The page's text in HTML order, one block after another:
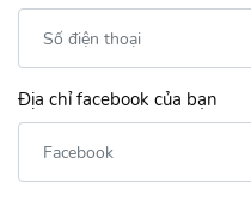
Địa chỉ facebook của bạn